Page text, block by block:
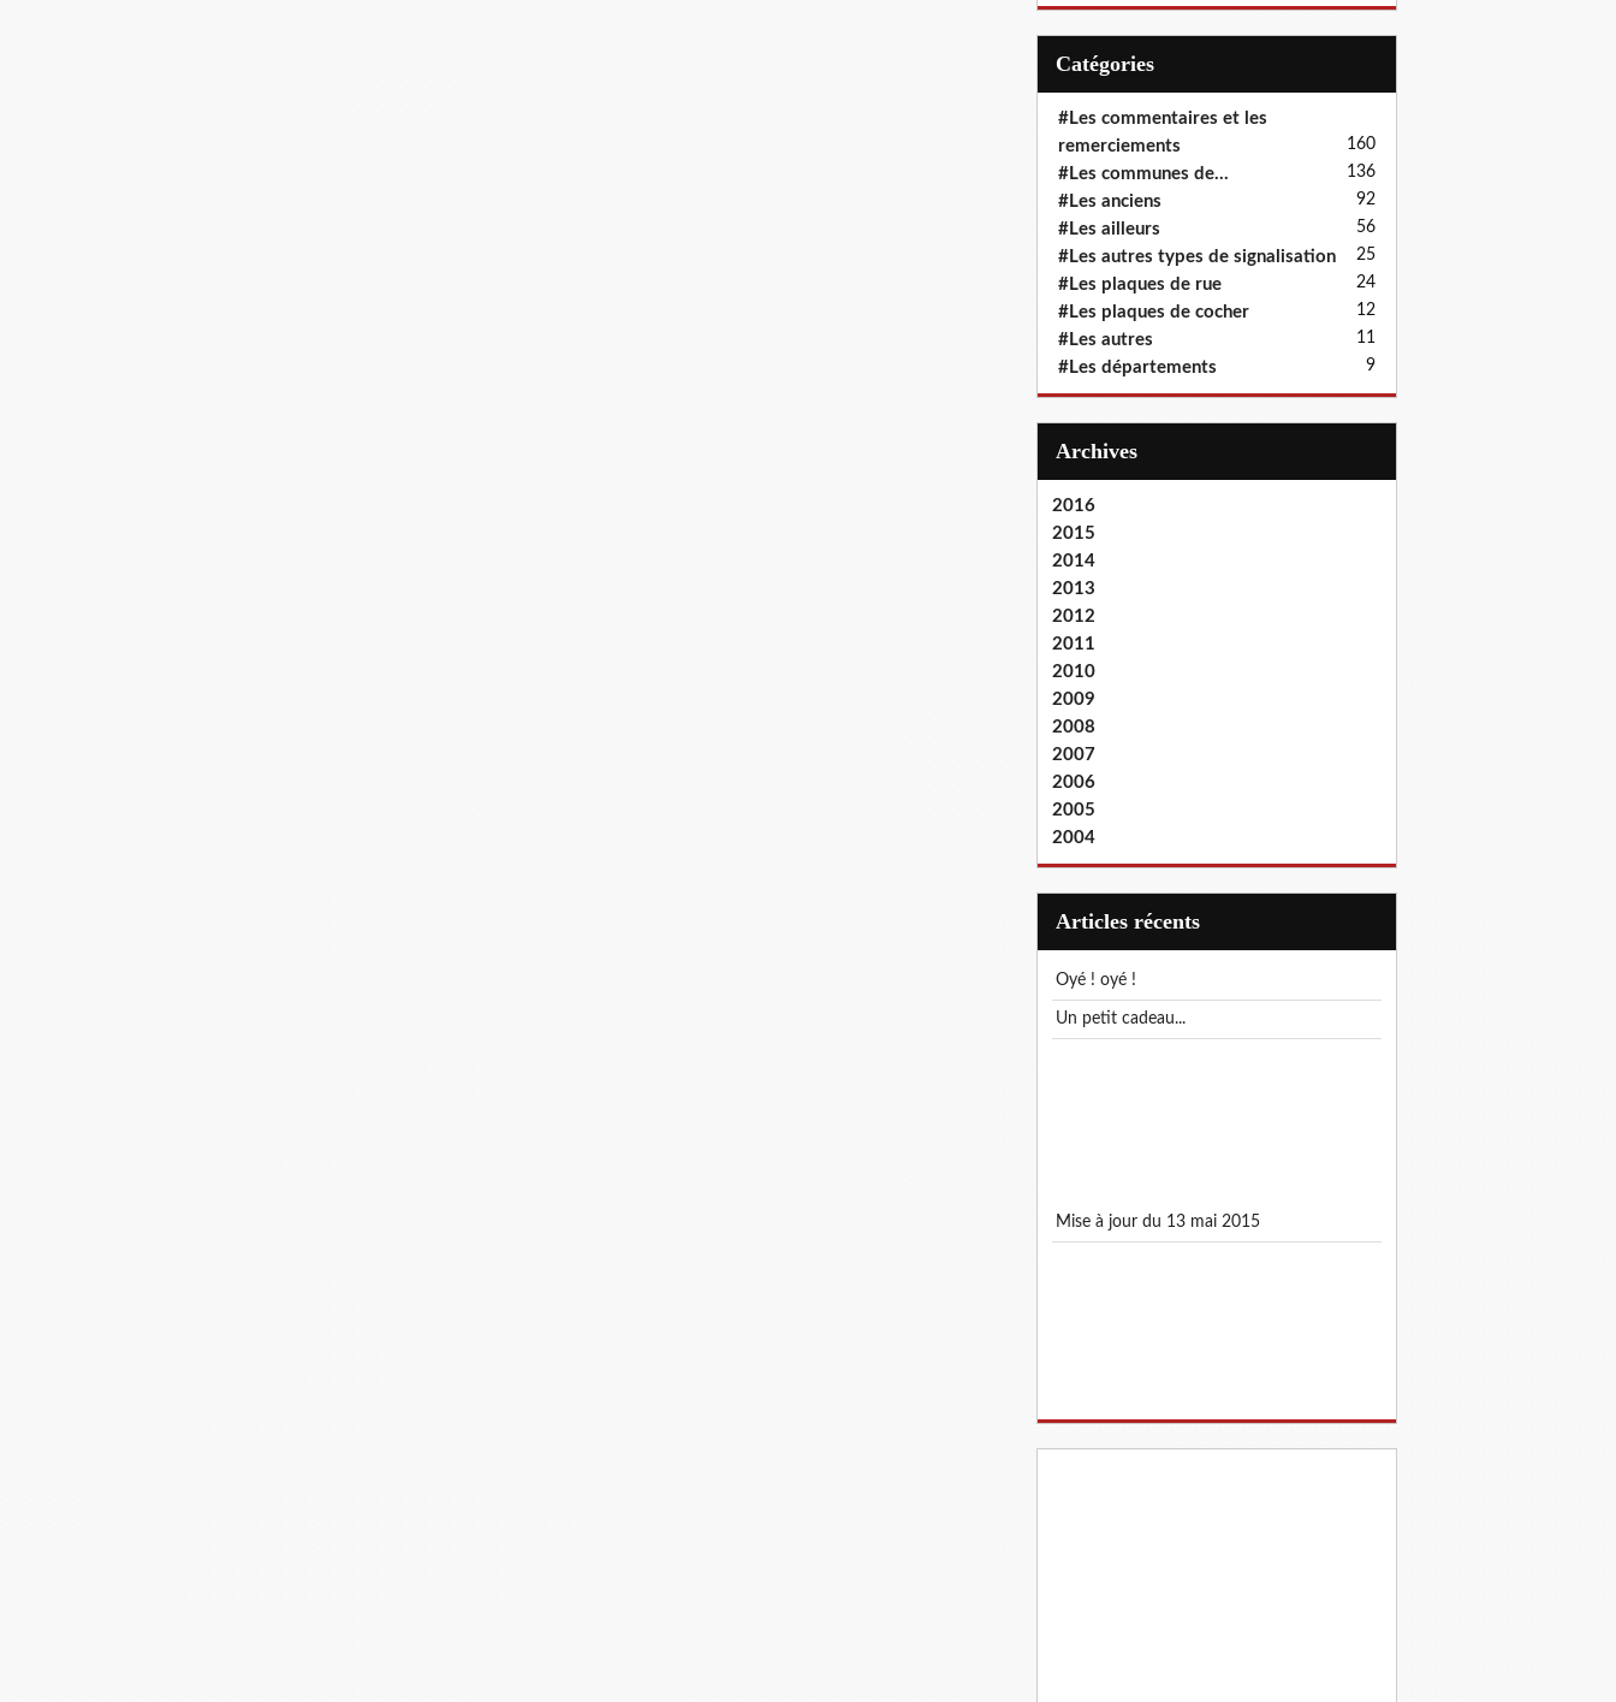
Catégories
#Les commentaires et les
remerciements
160
#Les communes de... 136
#Les anciens 92
#Les ailleurs 56
#Les autres types de signalisation 25
#Les plaques de rue 24
#Les plaques de cocher 12
#Les autres 11
#Les départements 9
Archives
2016
2015
2014
2013
2012
2011
2010
2009
2008
2007
2006
2005
2004
articles récents
oyé ! oyé !
un petit cadeau...
mise à jour du 13 mai 2015